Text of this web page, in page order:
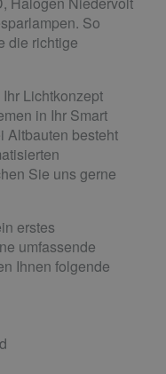
So
die richtige
Lichtkonzept
in Ihr Smart
Altbauten besteht
Sie uns gerne
erstes
umfassende
Ihnen folgende